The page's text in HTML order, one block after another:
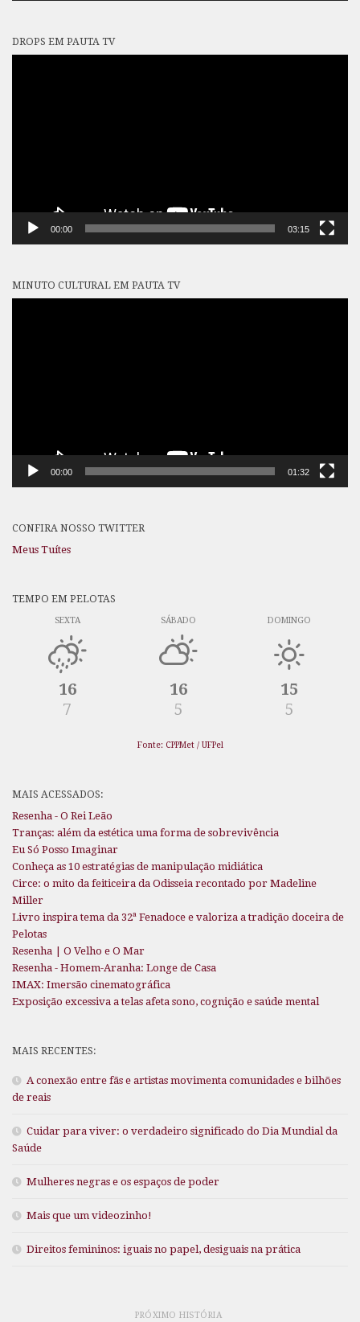
DROPS EM PAUTA TV
00:00 03:15
MINUTO CULTURAL EM PAUTA TV
00:00 01:32
CONFIRA NOSSO TWITTER
Meus Tuítes
TEMPO EM PELOTAS
SEXTA
16
7
SÁBADO
16
5
DOMINGO
15
5
Fonte: CPPMet / UFPel
MAIS ACESSADOS:
Resenha - O Rei Leão
Tranças: além da estética uma forma de sobrevivência
Eu Só Posso Imaginar
Conheça as 10 estratégias de manipulação midiática
Circe: o mito da feiticeira da Odisseia recontado por Madeline
Miller
Livro inspira tema da 32ª Fenadoce e valoriza a tradição doceira de
Pelotas
Resenha | O Velho e O Mar
Resenha - Homem-Aranha: Longe de Casa
IMAX: Imersão cinematográfica
Exposição excessiva a telas afeta sono, cognição e saúde mental
MAIS RECENTES:
A conexão entre fãs e artistas movimenta comunidades e bilhões
de reais
Cuidar para viver: o verdadeiro significado do Dia Mundial da
Saúde
Mulheres negras e os espaços de poder
Mais que um videozinho!
Direitos femininos: iguais no papel, desiguais na prática
PRÓXIMO HISTÓRIA